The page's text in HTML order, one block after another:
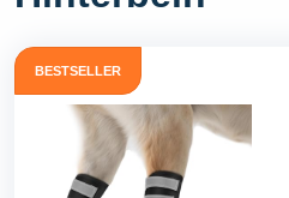
BESTSELLER